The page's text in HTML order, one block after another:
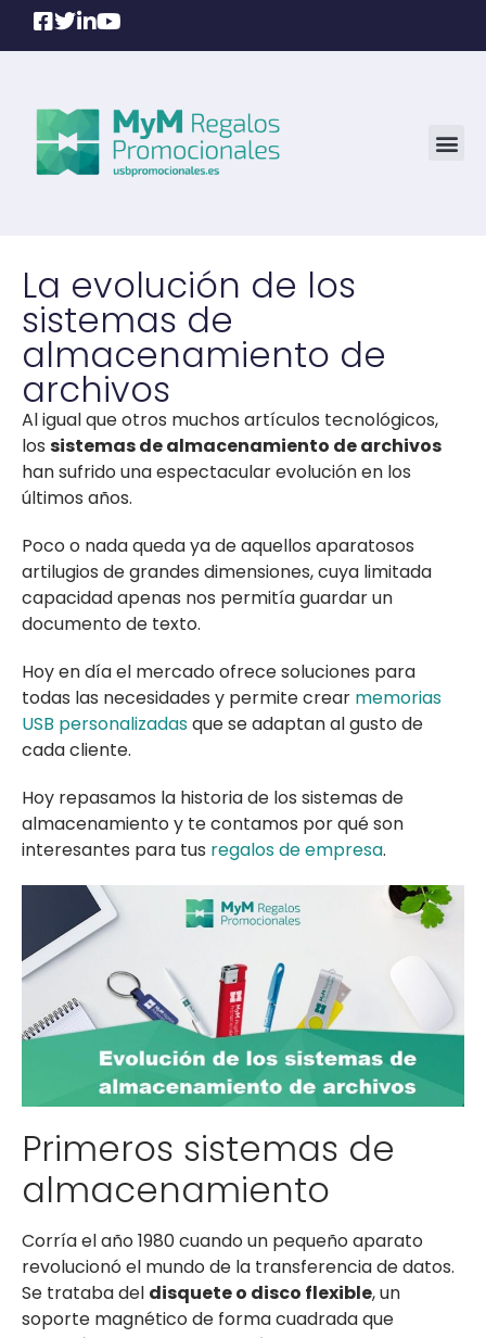
La evolución de los
sistemas de
almacenamiento de
archivos
Al igual que otros muchos artículos tecnológicos,
los sistemas de almacenamiento de archivos
han sufrido una espectacular evolución en los
últimos años.
Poco o nada queda ya de aquellos aparatosos
artilugios de grandes dimensiones, cuya limitada
capacidad apenas nos permitía guardar un
documento de texto.
Hoy en día el mercado ofrece soluciones para
todas las necesidades y permite crear memorias
USB personalizadasque se adaptan al gusto de
cada cliente.
Hoy repasamos la historia de los sistemas de
almacenamiento y te contamos por qué son
interesantes para tus regalos de empresa.
Primeros sistemas de
almacenamiento
Corría el año 1980 cuando un pequeño aparato
revolucionó el mundo de la transferencia de datos.
Se trataba del disquete o disco flexible, un
soporte magnético de forma cuadrada que